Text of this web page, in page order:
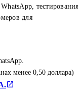
для
менее 0,50 доллара)